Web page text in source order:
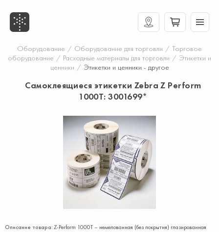
Оборудование / Оборудование для торговли / Торговое
оборудование / Расходные материалы для торговли / Этикетки и
ценники / Этикетки и ценники - другое
Самоклеящиеся этикетки Zebra Z Perform
1000T: 3001699*
Описание товара:Z-Perform 1000T – немелованная (без покрытия) глазированная